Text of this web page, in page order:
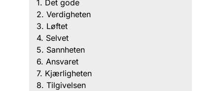
1. Det gode
2. Verdigheten
3. Løftet
4. Selvet
5. Sannheten
6. Ansvaret
7. Kjærligheten
8. Tilgivelsen